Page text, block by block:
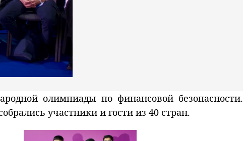
олимпиады по финансовой безопасности.
участники и гости из 40 стран.